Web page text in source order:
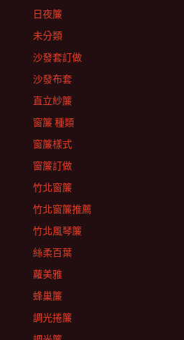
日夜簾
未分類
沙發套訂做
沙發布套
直立紗簾
窗簾 種類
窗簾樣式
窗簾訂做
竹北窗簾
竹北窗簾推薦
竹北風琴簾
絲柔百葉
蘿美雅
蜂巢簾
調光捲簾